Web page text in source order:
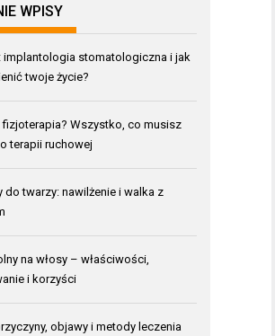
WPISY
implantologia stomatologiczna i jak
twoje życie?
fizjoterapia? Wszystko, co musisz
terapii ruchowej
do twarzy: nawilżenie i walka z
na włosy – właściwości,
i korzyści
objawy i metody leczenia